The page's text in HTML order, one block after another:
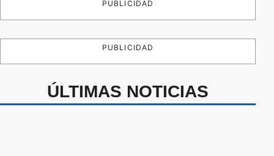
PUBLICIDAD
PUBLICIDAD
ÚLTIMAS NOTICIAS